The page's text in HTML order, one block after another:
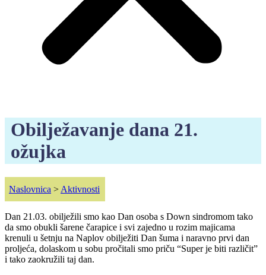
Obilježavanje dana 21.
ožujka
Naslovnica > Aktivnosti
Dan 21.03. obilježili smo kao Dan osoba s Down sindromom tako
da smo obukli šarene čarapice i svi zajedno u rozim majicama
krenuli u šetnju na Naplov obilježiti Dan šuma i naravno prvi dan
proljeća, dolaskom u sobu pročitali smo priču “Super je biti različit”
i tako zaokružili taj dan.